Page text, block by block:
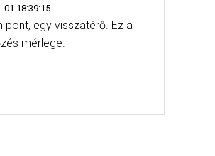
01 18:39:15
pont, egy visszatérő. Ez a
mérlege.